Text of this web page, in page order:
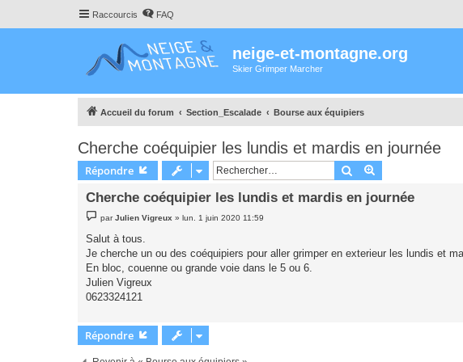
Raccourcis FAQ
neige-et-montagne.org
Skier Grimper Marcher
Accueil du forum Section_Escalade Bourse aux équipiers
Cherche coéquipier les lundis et mardis en journée
Répondre Rechercher
Cherche coéquipier les lundis et mardis en journée
e
s
s
a
g
e
parJulien Vigreux »lun. 1 juin 2020 11:59
Salut à tous.
Je cherche un ou des coéquipiers pour aller grimper en exterieur les lundis et
En bloc, couenne ou grande voie dans le 5 ou 6.
Julien Vigreux
0623324121
Répondre